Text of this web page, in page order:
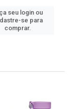
seu login ou
se para
comprar.